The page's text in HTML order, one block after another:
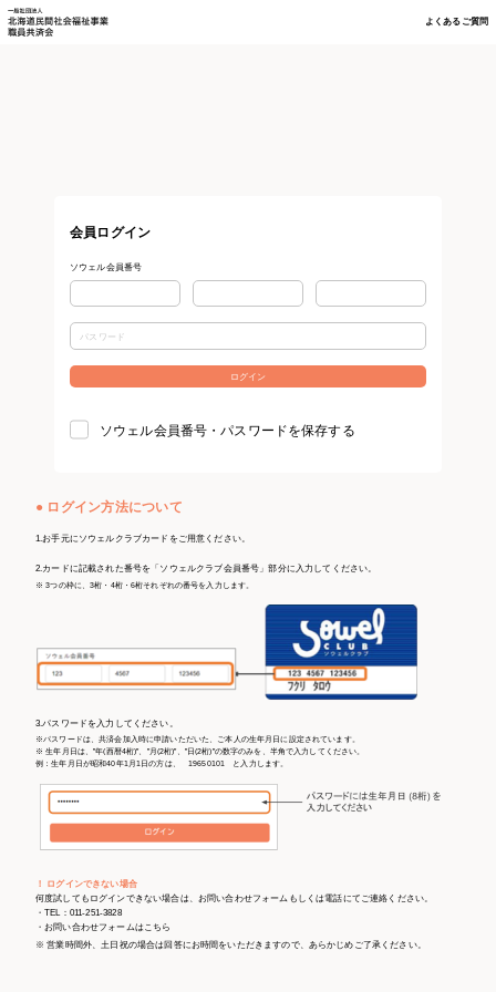
よくあるご質問
会員ログイン
ソウェル会員番号
ソウェル会員番号・パスワードを保存する
● ログイン方法について
1.お手元にソウェルクラブカードをご用意ください。
2.カードに記載された番号を「ソウェルクラブ会員番号」部分に入力してください。
※ 3つの枠に、3桁・4桁・6桁それぞれの番号を入力します。
3.パスワードを入力してください。
※パスワードは、共済会加入時に申請いただいた、ご本人の生年月日に設定されています。
※ 生年月日は、”年(西暦4桁)”、”月(2桁)”、”日(2桁)”の数字のみを、半角で入力してください。
例：生年月日が昭和40年1月1日の方は、 19650101 と入力します。
！ ログインできない場合
何度試してもログインできない場合は、お問い合わせフォームもしくは電話にてご連絡ください。
・TEL：011-251-3828
・お問い合わせフォームは こちら
※ 営業時間外、土日祝の場合は回答にお時間をいただきますので、あらかじめご了承ください。